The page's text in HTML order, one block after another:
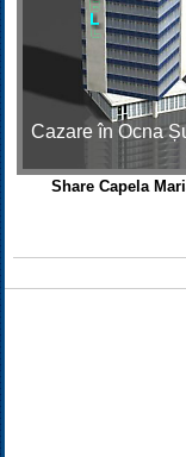
Cazare în Ocna
Share Capela